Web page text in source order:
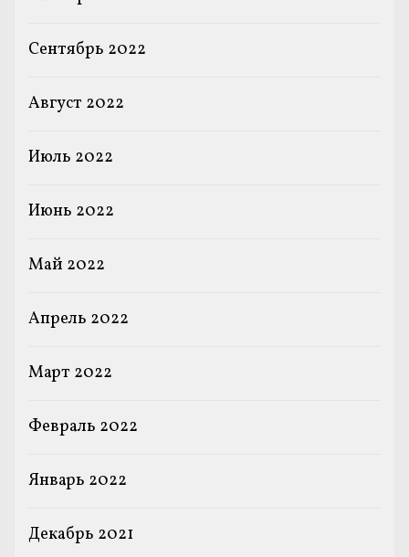
Сентябрь 2022
Август 2022
Июль 2022
Июнь 2022
Май 2022
Апрель 2022
Март 2022
Февраль 2022
Январь 2022
Декабрь 2021